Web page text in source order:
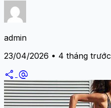
admin
23/04/2026 • 4 tháng trước
share alternate_email